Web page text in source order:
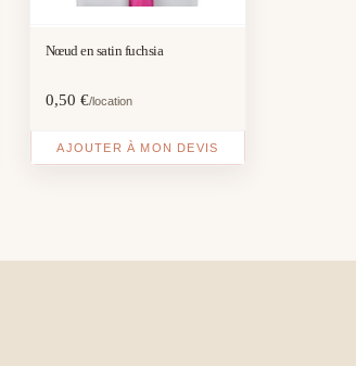
Nœud en satin fuchsia
0,50 €/location
AJOUTER À MON DEVIS